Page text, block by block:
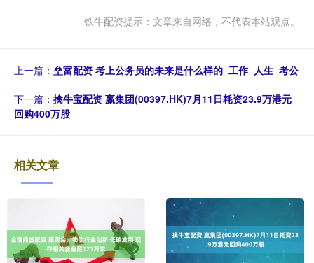
铁牛配资提示：文章来自网络，不代表本站观点。
上一篇： 垒富配资 考上公务员的未来是什么样的_工作_人生_考公
下一篇： 擒牛宝配资 嬴集团(00397.HK)7月11日耗资23.9万港元
回购400万股
相关文章